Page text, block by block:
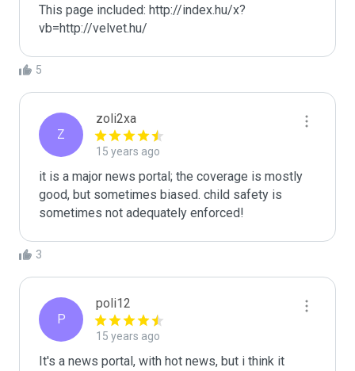
This page included: http://index.hu/x?
vb=http://velvet.hu/
5
Z
zoli2xa
15 years ago
it is a major news portal; the coverage is mostly
good, but sometimes biased. child safety is
sometimes not adequately enforced!
3
P
poli12
15 years ago
It's a news portal, with hot news, but i think it